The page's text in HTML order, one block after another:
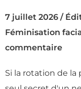
7 juillet 2026 /
Féminisation
commentaire
Si la rotation de